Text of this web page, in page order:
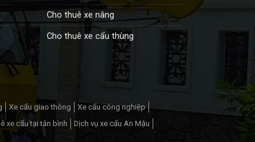
Cho thuê xe nâng
Cho thuê xe cẩu thùng
Xe cẩu giao thông
Xe cẩu công nghiệp
xe cẩu tại tân bình
Dịch vụ xe cẩu An Mậu